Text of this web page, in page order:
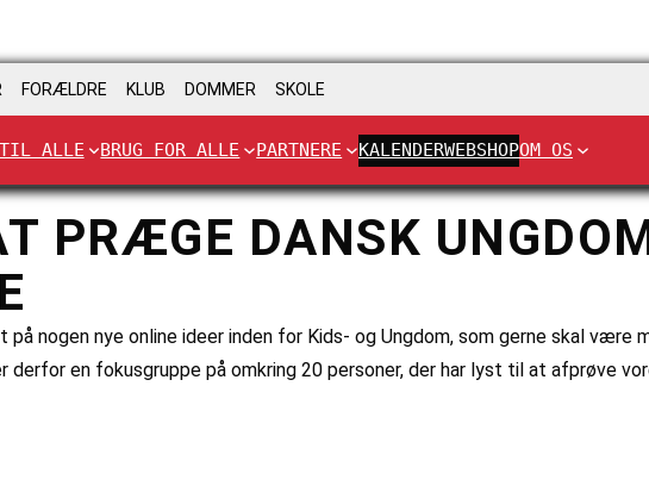
FORÆLDRE KLUB DOMMER SKOLE
ALLE BRUG FOR ALLE PARTNERE KALENDERWEBSHOPOM OS
PRÆGE DANSK
på nogen nye online ideer inden for Kids- og Ungdom, som gerne skal
en fokusgruppe på omkring 20 personer, der har lyst til at afprøve